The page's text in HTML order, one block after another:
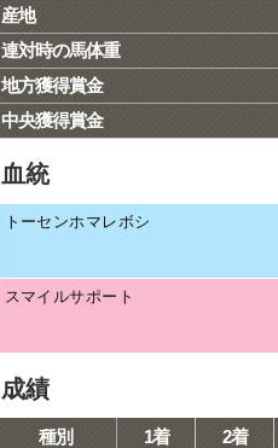
産地
連対時の馬体重
地方獲得賞金
中央獲得賞金
血統
トーセンホマレボシ
スマイルサポート
成績
種別 1着 2着